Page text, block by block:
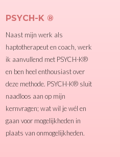
PSYCH-K ®
Naast mijn werk als
haptotherapeut en coach, werk
ik aanvullend met PSYCH-K®
en ben heel enthousiast over
deze methode. PSYCH-K® sluit
naadloos aan op mijn
kernvragen; wat wil je wél en
gaan voor mogelijkheden in
plaats van onmogelijkheden.